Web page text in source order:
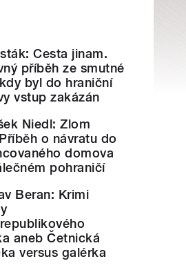
Cesta jinam.
příběh ze smutné
byl do hraniční
vstup zakázán
Niedl: Zlom
o návratu do
domova
pohraničí
Beran: Krimi
aneb Četnická
versus galérka